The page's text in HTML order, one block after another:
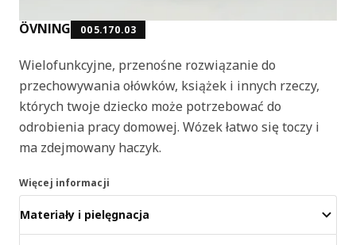
ÖVNING 005.170.03
Wielofunkcyjne, przenośne rozwiązanie do
przechowywania ołówków, książek i innych rzeczy,
których twoje dziecko może potrzebować do
odrobienia pracy domowej. Wózek łatwo się toczy i
ma zdejmowany haczyk.
Więcej informacji
Materiały i pielęgnacja